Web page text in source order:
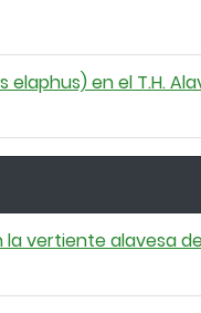
en el T.H.
vertiente alavesa